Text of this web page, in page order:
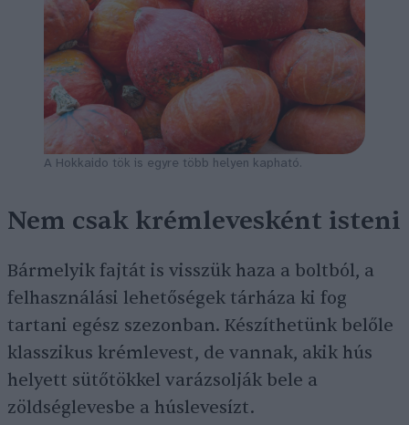
A Hokkaido tök is egyre több helyen kapható.
Nem csak krémlevesként isteni
Bármelyik fajtát is visszük haza a boltból, a
felhasználási lehetőségek tárháza ki fog
tartani egész szezonban. Készíthetünk belőle
klasszikus krémlevest, de vannak, akik hús
helyett sütőtökkel varázsolják bele a
zöldséglevesbe a húslevesízt.